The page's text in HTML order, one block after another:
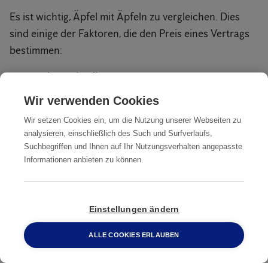
Es ist wichtig, Äpfel mit Äpfeln zu vergleichen. Dies
sind einige der Faktoren, die den Preis eines Vertrags
bestimmen:
Art der Schädlinge
Größe der Einrichtung(en)
Anzahl der Mitarbeiter, Routinen und
Arbeitszeiten
Digitale Überwachung oder traditionelle
Ansätze
Notfall- und Wochenendservice
Ausgangssituation: Gibt es einen ernsthaften
Befall, der zu Beginn des Vertrags behoben
0800 2 33 04 00
Wir verwenden Cookies
Wir setzen Cookies ein, um die Nutzung unserer Webseiten zu
analysieren, einschließlich des Such und Surfverlaufs,
Suchbegriffen und Ihnen auf Ihr Nutzungsverhalten angepasste
Informationen anbieten zu können.
Einstellungen ändern
ALLE COOKIES ERLAUBEN